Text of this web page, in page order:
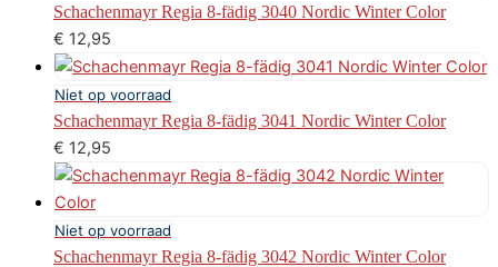
Schachenmayr Regia 8-fädig 3040 Nordic Winter Color
€ 12,95
Niet op voorraad
Schachenmayr Regia 8-fädig 3041 Nordic Winter Color
€ 12,95
Niet op voorraad
Schachenmayr Regia 8-fädig 3042 Nordic Winter Color